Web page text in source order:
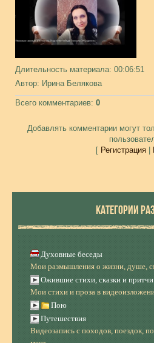
Длительность материала: 00:06:51
Автор: Ирина Белякова
Всего комментариев: 0
Добавлять комментарии могут
[ Регистрация|
КАТЕГОРИИ
Духовные беседы
Мои размышления о жизни, душе,
Ожившие стихи, сказки и притчи
Мои стихи и проза в
Пою
Путешествия
Видеозапись с походов, поездок,